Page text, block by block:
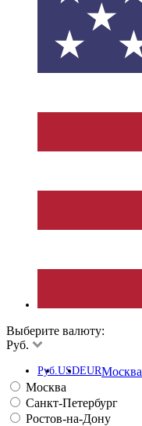
Выберите валюту:
Руб.
Руб.USDEURМосква
Москва
Санкт-Петербург
Ростов-на-Дону